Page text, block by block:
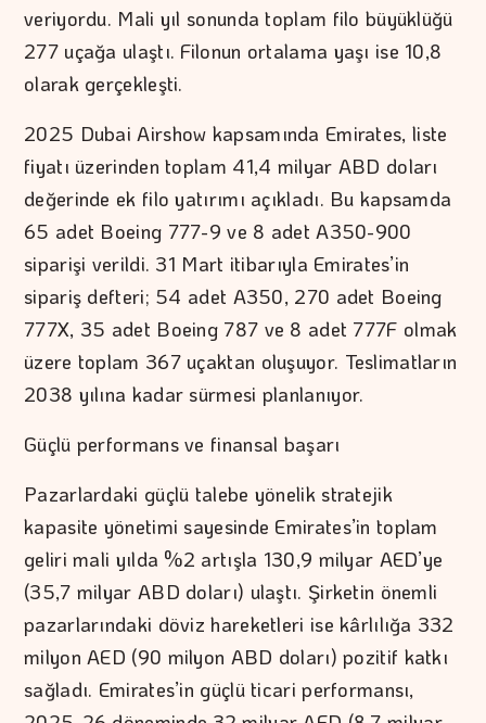
veriyordu. Mali yıl sonunda toplam filo büyüklüğü
277 uçağa ulaştı. Filonun ortalama yaşı ise 10,8
olarak gerçekleşti.
2025 Dubai Airshow kapsamında Emirates, liste
fiyatı üzerinden toplam 41,4 milyar ABD doları
değerinde ek filo yatırımı açıkladı. Bu kapsamda
65 adet Boeing 777-9 ve 8 adet A350-900
siparişi verildi. 31 Mart itibarıyla Emirates’in
sipariş defteri; 54 adet A350, 270 adet Boeing
777X, 35 adet Boeing 787 ve 8 adet 777F olmak
üzere toplam 367 uçaktan oluşuyor. Teslimatların
2038 yılına kadar sürmesi planlanıyor.
Güçlü performans ve finansal başarı
Pazarlardaki güçlü talebe yönelik stratejik
kapasite yönetimi sayesinde Emirates’in toplam
geliri mali yılda %2 artışla 130,9 milyar AED’ye
(35,7 milyar ABD doları) ulaştı. Şirketin önemli
pazarlarındaki döviz hareketleri ise kârlılığa 332
milyon AED (90 milyon ABD doları) pozitif katkı
sağladı. Emirates’in güçlü ticari performansı,